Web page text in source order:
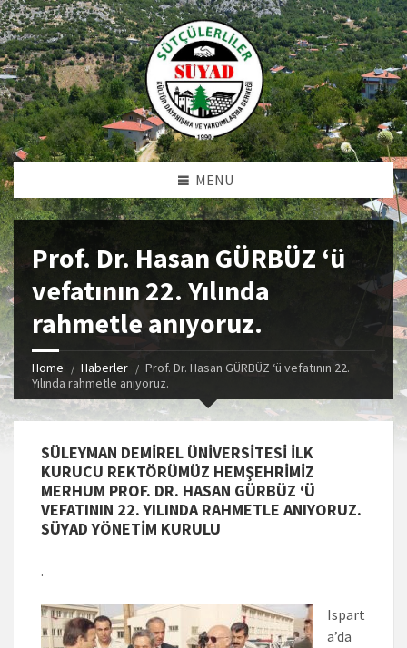
MENU
Prof. Dr. Hasan GÜRBÜZ ‘ü
vefatının 22. Yılında
rahmetle anıyoruz.
Home Haberler
Prof. Dr. Hasan GÜRBÜZ ‘ü vefatının 22.
Yılında rahmetle anıyoruz.
SÜLEYMAN DEMİREL ÜNİVERSİTESİ İLK
KURUCU REKTÖRÜMÜZ HEMŞEHRİMİZ
MERHUM PROF. DR. HASAN GÜRBÜZ ‘Ü
VEFATININ 22. YILINDA RAHMETLE ANIYORUZ.
SÜYAD YÖNETİM KURULU
.
Ispart
a’da